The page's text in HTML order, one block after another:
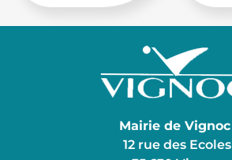
Mairie de Vignoc
12 rue des Ecoles